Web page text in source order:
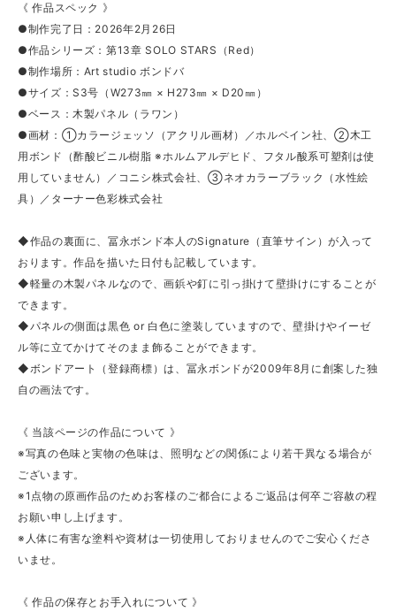
《 作品スペック 》
●制作完了日：2026年2月26日
●作品シリーズ：第13章 SOLO STARS（Red）
●制作場所：Art studio ボンドバ
●サイズ：S3号（W273㎜ × H273㎜ × D20㎜）
●ベース：木製パネル（ラワン）
●画材：①カラージェッソ（アクリル画材）／ホルベイン社、②木工
用ボンド（酢酸ビニル樹脂 ※ホルムアルデヒド、フタル酸系可塑剤は使
用していません）／コニシ株式会社、③ネオカラーブラック（水性絵
具）／ターナー色彩株式会社
◆作品の裏面に、冨永ボンド本人のSignature（直筆サイン）が入って
おります。作品を描いた日付も記載しています。
◆軽量の木製パネルなので、画鋲や釘に引っ掛けて壁掛けにすることが
できます。
◆パネルの側面は黒色 or 白色に塗装していますので、壁掛けやイーゼ
ル等に立てかけてそのまま飾ることができます。
◆ボンドアート（登録商標）は、冨永ボンドが2009年8月に創案した独
自の画法です。
《 当該ページの作品について 》
※写真の色味と実物の色味は、照明などの関係により若干異なる場合が
ございます。
※1点物の原画作品のためお客様のご都合によるご返品は何卒ご容赦の程
お願い申し上げます。
※人体に有害な塗料や資材は一切使用しておりませんのでご安心くださ
いませ。
《 作品の保存とお手入れについて 》